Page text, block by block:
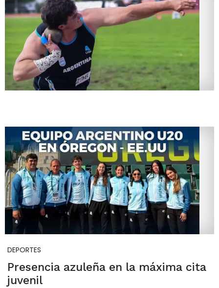
DEPORTES
Presencia azuleña en la máxima cita
juvenil